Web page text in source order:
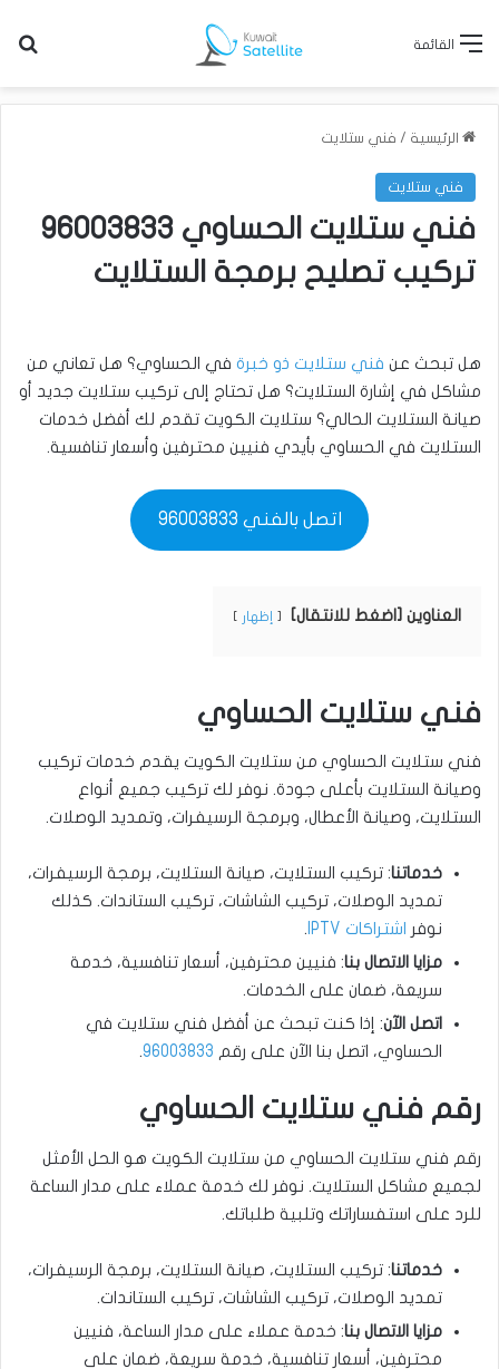
القائمة
الرئيسية / فني ستلايت
فني ستلايت
فني ستلايت الحساوي 96003833
تركيب تصليح برمجة الستلايت
هل تبحث عن فني ستلايت ذو خبرة في الحساوي؟ هل تعاني من
مشاكل في إشارة الستلايت؟ هل تحتاج إلى تركيب ستلايت جديد أو
صيانة الستلايت الحالي؟ ستلايت الكويت تقدم لك أفضل خدمات
الستلايت في الحساوي بأيدي فنيين محترفين وأسعار تنافسية.
اتصل بالفني 96003833
العناوين [اضغط للانتقال] إظهار
فني ستلايت الحساوي
فني ستلايت الحساوي من ستلايت الكويت يقدم خدمات تركيب
وصيانة الستلايت بأعلى جودة. نوفر لك تركيب جميع أنواع
الستلايت، وصيانة الأعطال، وبرمجة الرسيفرات، وتمديد الوصلات.
خدماتنا: تركيب الستلايت، صيانة الستلايت، برمجة الرسيفرات،
تمديد الوصلات، تركيب الشاشات، تركيب الستاندات. كذلك
نوفر اشتراكات IPTV
.
مزايا الاتصال بنا: فنيين محترفين، أسعار تنافسية، خدمة
سريعة، ضمان على الخدمات.
اتصل الآن: إذا كنت تبحث عن أفضل فني ستلايت في
الحساوي، اتصل بنا الآن على رقم 96003833
.
رقم فني ستلايت الحساوي
رقم فني ستلايت الحساوي من ستلايت الكويت هو الحل الأمثل
لجميع مشاكل الستلايت. نوفر لك خدمة عملاء على مدار الساعة
للرد على استفساراتك وتلبية طلباتك.
خدماتنا: تركيب الستلايت، صيانة الستلايت، برمجة الرسيفرات،
تمديد الوصلات، تركيب الشاشات، تركيب الستاندات.
مزايا الاتصال بنا: خدمة عملاء على مدار الساعة، فنيين
محترفين، أسعار تنافسية، خدمة سريعة، ضمان على